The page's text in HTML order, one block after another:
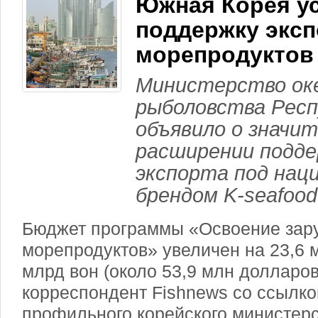
поддержку
морепродуктов
Министерство
рыболовства
объявило о
расширении
экспорта под
брендом K-
Бюджет программы «Освоение
морепродуктов» увеличен на
млрд вон (около 53,9 млн
корреспондент Fishnews со
профильного корейского